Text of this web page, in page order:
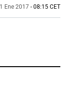
Ene 2017 - 08:15 CET